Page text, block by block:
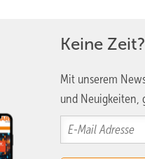
Keine
Mit unserem
und Neuigkeiten,